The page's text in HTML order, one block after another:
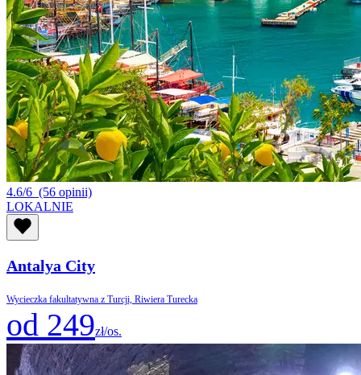
4.6/6 (56 opinii)
LOKALNIE
Antalya City
Wycieczka fakultatywna z Turcji, Riwiera Turecka
od 249zł/os.